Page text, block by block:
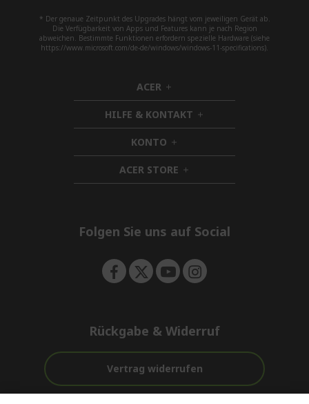
* Der genaue Zeitpunkt des Upgrades hängt vom jeweiligen Gerät ab.
Die Verfügbarkeit von Apps und Features kann je nach Region
abweichen. Bestimmte Funktionen erfordern spezielle Hardware (siehe
https://www.microsoft.com/de-de/windows/windows-11-specifications).
ACER h
i
d
d
e
n
HILFE & KONTAKT h
i
d
n
KONTO h
i
d
d
ACER STORE h
i
e
Folgen Sie uns auf Social
Rückgabe & Widerruf
Vertrag widerrufen